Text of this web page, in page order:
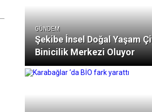
GÜNDEM
Şekibe İnsel Doğal Yaşam
Binicilik Merkezi Oluyor